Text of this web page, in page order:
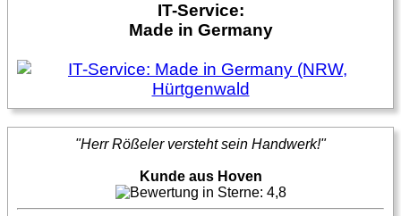
IT-Service:
Made in Germany
"Herr Rößeler versteht sein Handwerk!"
Kunde aus Hoven